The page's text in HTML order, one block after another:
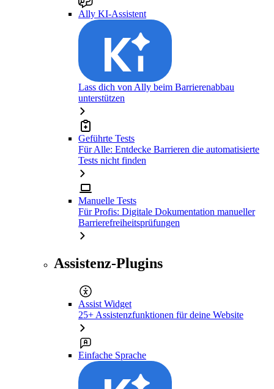
Ally KI-Assistent
Lass dich von Ally beim Barrierenabbau
unterstützen
Geführte Tests
Für Alle: Entdecke Barrieren die automatisierte
Tests nicht finden
Manuelle Tests
Für Profis: Digitale Dokumentation manueller
Barrierefreiheitsprüfungen
Assistenz-Plugins
Assist Widget
25+ Assistenzfunktionen für deine Website
Einfache Sprache